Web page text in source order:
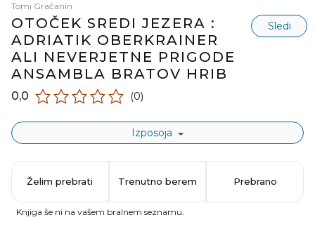
Tomi Gračanin
OTOČEK SREDI JEZERA :
ADRIATIK OBERKRAINER
ALI NEVERJETNE PRIGODE
ANSAMBLA BRATOV HRIB
Sledi
0,0 (0)
Izposoja
Želim prebrati Trenutno berem Prebrano
Knjiga še ni na vašem bralnem seznamu.